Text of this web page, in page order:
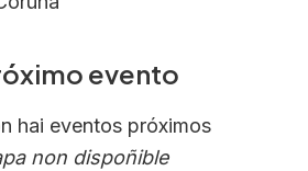
evento
hai eventos próximos
non dispoñible